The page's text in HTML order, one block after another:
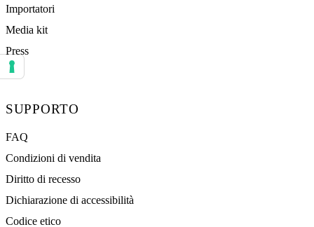
Importatori
Media kit
Press
SUPPORTO
FAQ
Condizioni di vendita
Diritto di recesso
Dichiarazione di accessibilità
Codice etico
Le tue preferenze relative al consenso per le tecnologie di tracciamento